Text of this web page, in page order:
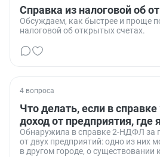
Справка из налоговой об
Обсуждаем, как быстрее и проще
налоговой об открытых счетах.
4 вопроса
Что делать, если в
доход от предприятия, где
Обнаружила в справке 2-НДФЛ за
от двух предприятий: одно из них
в другом городе, о существовании